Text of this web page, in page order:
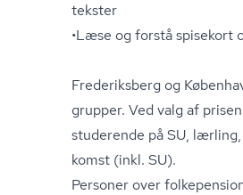
tekster
•Læse og forstå spisekort
Frederiksberg og
grupper. Ved valg af
studerende på SU,
komst (inkl. SU).
Personer over